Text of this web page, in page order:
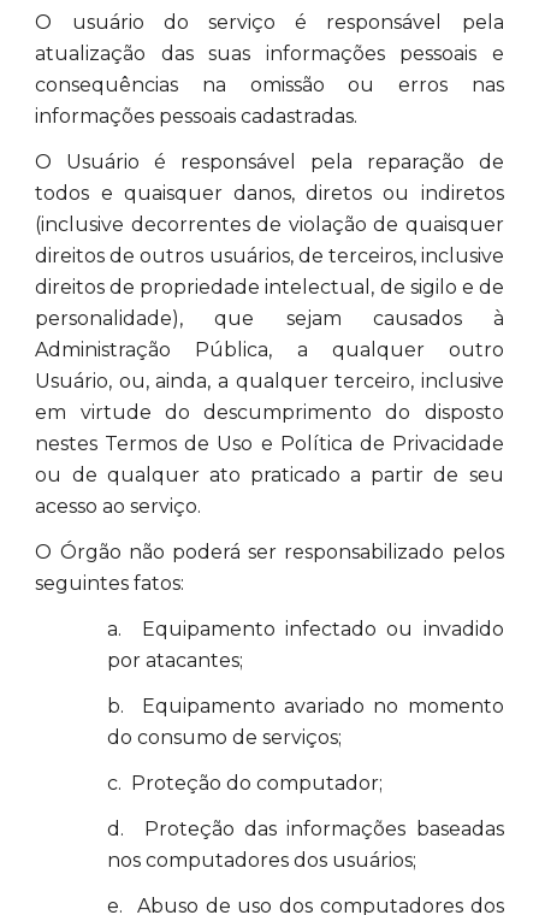
O usuário do serviço é responsável pela
atualização das suas informações pessoais e
consequências na omissão ou erros nas
informações pessoais cadastradas.
O Usuário é responsável pela reparação de
todos e quaisquer danos, diretos ou indiretos
(inclusive decorrentes de violação de quaisquer
direitos de outros usuários, de terceiros, inclusive
direitos de propriedade intelectual, de sigilo e de
personalidade), que sejam causados à
Administração Pública, a qualquer outro
Usuário, ou, ainda, a qualquer terceiro, inclusive
em virtude do descumprimento do disposto
nestes Termos de Uso e Política de Privacidade
ou de qualquer ato praticado a partir de seu
acesso ao serviço.
O Órgão não poderá ser responsabilizado pelos
seguintes fatos:
a. Equipamento infectado ou invadido
por atacantes;
b. Equipamento avariado no momento
do consumo de serviços;
c. Proteção do computador;
d. Proteção das informações baseadas
nos computadores dos usuários;
e. Abuso de uso dos computadores dos